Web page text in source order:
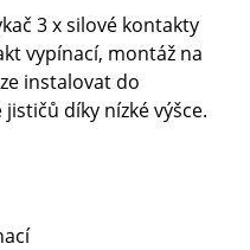
3 x silové kontakty
vypínací, montáž na
instalovat do
díky nízké výšce.